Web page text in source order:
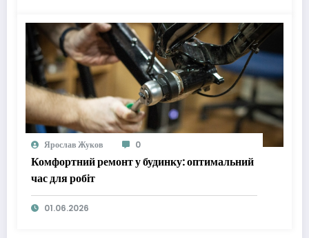
Ярослав Жуков 0
Комфортний ремонт у будинку: оптимальний
час для робіт
01.06.2026